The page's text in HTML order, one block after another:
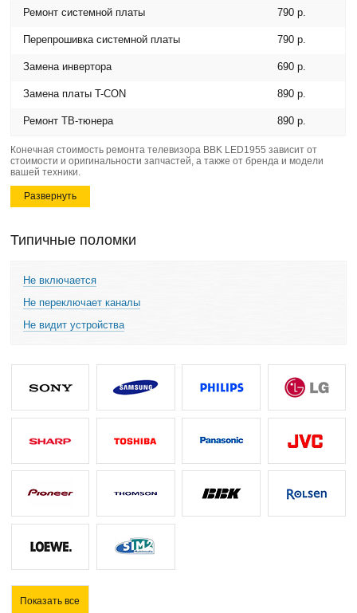
Ремонт системной платы 790 р.
Перепрошивка системной платы 790 р.
Замена инвертора 690 р.
Замена платы T-CON 890 р.
Ремонт ТВ-тюнера 890 р.
Конечная стоимость ремонта телевизора BBK LED1955 зависит от
стоимости и оригинальности запчастей, а также от бренда и модели
вашей техники.
Развернуть
Типичные поломки
Не включается
Не переключает каналы
Не видит устройства
Показать все